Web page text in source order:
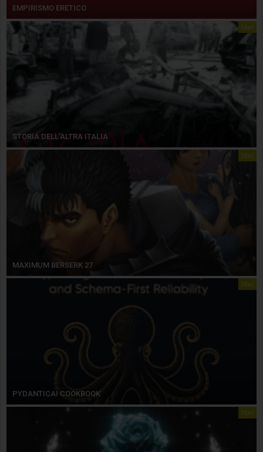
EMPIRISMO ERETICO
libri
STORIA DELL’ALTRA ITALIA
libri
MAXIMUM BERSERK 27
libri
PYDANTICAI COOKBOOK
libri